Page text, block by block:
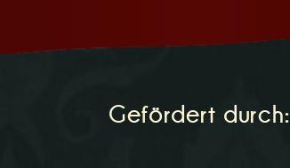
Gefördert durch: